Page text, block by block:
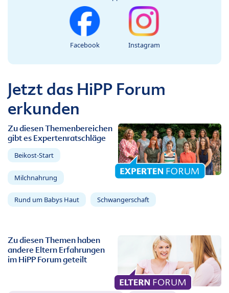
Facebook Instagram
Jetzt das HiPP Forum
erkunden
Zu diesen Themenbereichen
gibt es Expertenratschläge
Beikost-Start
Milchnahrung
Rund um Babys Haut Schwangerschaft
Zu diesen Themen haben
andere Eltern Erfahrungen
im HiPP Forum geteilt